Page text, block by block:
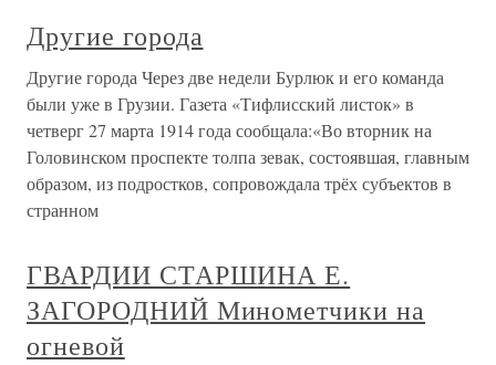
Другие города
Другие города Через две недели Бурлюк и его команда
были уже в Грузии. Газета «Тифлисский листок» в
четверг 27 марта 1914 года сообщала:«Во вторник на
Головинском проспекте толпа зевак, состоявшая, главным
образом, из подростков, сопровождала трёх субъектов в
странном
ГВАРДИИ СТАРШИНА Е.
ЗАГОРОДНИЙ Минометчики на
огневой